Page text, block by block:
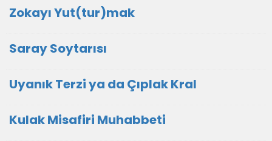
Zokayı Yut(tur)mak
Saray Soytarısı
Uyanık Terzi ya da Çıplak Kral
Kulak Misafiri Muhabbeti